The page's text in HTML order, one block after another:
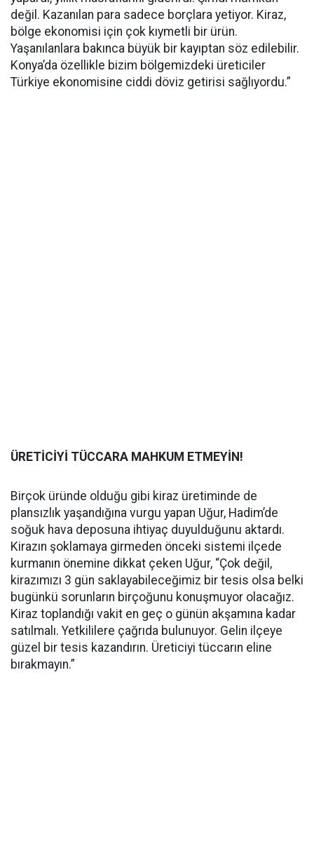
değil. Kazanılan para sadece borçlara yetiyor. Kiraz,
bölge ekonomisi için çok kıymetli bir ürün.
Yaşanılanlara bakınca büyük bir kayıptan söz edilebilir.
Konya’da özellikle bizim bölgemizdeki üreticiler
Türkiye ekonomisine ciddi döviz getirisi sağlıyordu.”
ÜRETİCİYİ TÜCCARA MAHKUM ETMEYİN!
Birçok üründe olduğu gibi kiraz üretiminde de
plansızlık yaşandığına vurgu yapan Uğur, Hadim’de
soğuk hava deposuna ihtiyaç duyulduğunu aktardı.
Kirazın şoklamaya girmeden önceki sistemi ilçede
kurmanın önemine dikkat çeken Uğur, “Çok değil,
kirazımızı 3 gün saklayabileceğimiz bir tesis olsa belki
bugünkü sorunların birçoğunu konuşmuyor olacağız.
Kiraz toplandığı vakit en geç o günün akşamına kadar
satılmalı. Yetkililere çağrıda bulunuyor. Gelin ilçeye
güzel bir tesis kazandırın. Üreticiyi tüccarın eline
bırakmayın.”